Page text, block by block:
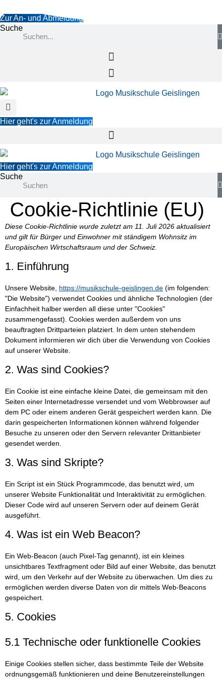
Zur An- und Abmeldung
Suche
Hier geht's zur Anmeldung
Hier geht's zur Anmeldung
Suche
Cookie-Richtlinie (EU)
Diese Cookie-Richtlinie wurde zuletzt am 11. Juli 2026 aktualisiert
und gilt für Bürger und Einwohner mit ständigem Wohnsitz im
Europäischen Wirtschaftsraum und der Schweiz.
1. Einführung
Unsere Website, https://musikschule-geislingen.de (im folgenden:
"Die Website") verwendet Cookies und ähnliche Technologien (der
Einfachheit halber werden all diese unter "Cookies"
zusammengefasst). Cookies werden außerdem von uns
beauftragten Drittparteien platziert. In dem unten stehendem
Dokument informieren wir dich über die Verwendung von Cookies
auf unserer Website.
2. Was sind Cookies?
Ein Cookie ist eine einfache kleine Datei, die gemeinsam mit den
Seiten einer Internetadresse versendet und vom Webbrowser auf
dem PC oder einem anderen Gerät gespeichert werden kann. Die
darin gespeicherten Informationen können während folgender
Besuche zu unseren oder den Servern relevanter Drittanbieter
gesendet werden.
3. Was sind Skripte?
Ein Script ist ein Stück Programmcode, das benutzt wird, um
unserer Website Funktionalität und Interaktivität zu ermöglichen.
Dieser Code wird auf unseren Servern oder auf deinem Gerät
ausgeführt.
4. Was ist ein Web Beacon?
Ein Web-Beacon (auch Pixel-Tag genannt), ist ein kleines
unsichtbares Textfragment oder Bild auf einer Website, das benutzt
wird, um den Verkehr auf der Website zu überwachen. Um dies zu
ermöglichen werden diverse Daten von dir mittels Web-Beacons
gespeichert.
5. Cookies
5.1 Technische oder funktionelle Cookies
Einige Cookies stellen sicher, dass bestimmte Teile der Website
ordnungsgemäß funktionieren und deine Benutzereinstellungen